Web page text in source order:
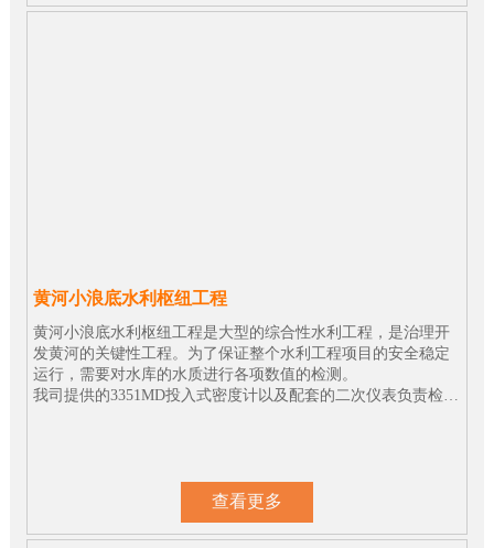
黄河小浪底水利枢纽工程
黄河小浪底水利枢纽工程是大型的综合性水利工程，是治理开
发黄河的关键性工程。为了保证整个水利工程项目的安全稳定
运行，需要对水库的水质进行各项数值的检测。
我司提供的3351MD投入式密度计以及配套的二次仪表负责检测
查看更多